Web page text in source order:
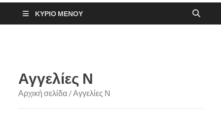
ΚΎΡΙΟ ΜΕΝΟΎ
Αγγελίες Ν
Αρχική σελίδα / Αγγελίες Ν